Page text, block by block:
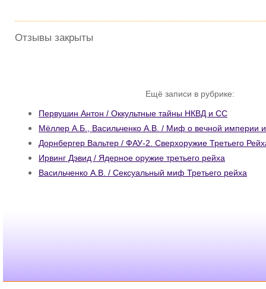
Отзывы закрыты
Ещё записи в рубрике:
Первушин Антон / Оккультные тайны НКВД и СС
Мёллер А.Б., Васильченко А.В. / Миф о вечной империи
Дорнбергер Вальтер / ФАУ-2. Сверхоружие Третьего
Ирвинг Дэвид / Ядерное оружие третьего рейха
Васильченко А.В. / Сексуальный миф Третьего рейха